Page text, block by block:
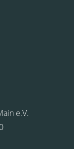
e.V.